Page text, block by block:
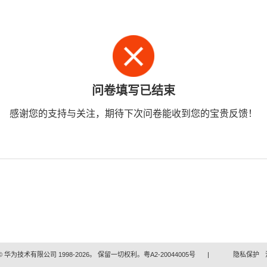
问卷填写已结束
感谢您的支持与关注，期待下次问卷能收到您的宝贵反馈！
华为技术有限公司 1998-2026。 保留一切权利。粤A2-20044005号 | 隐私保护